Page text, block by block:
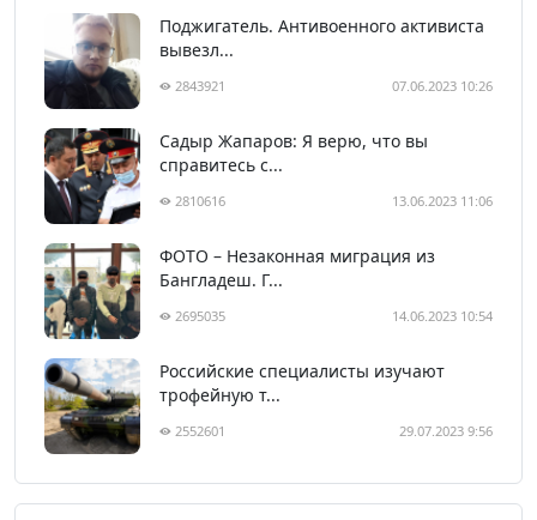
Поджигатель. Антивоенного активиста
вывезл...
2843921 07.06.2023 10:26
Садыр Жапаров: Я верю, что вы
справитесь с...
2810616 13.06.2023 11:06
ФОТО – Незаконная миграция из
Бангладеш. Г...
2695035 14.06.2023 10:54
Российские специалисты изучают
трофейную т...
2552601 29.07.2023 9:56